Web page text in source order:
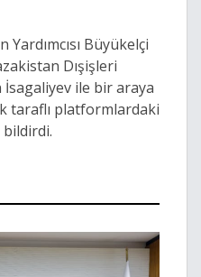
Yardımcısı Büyükelçi
Dışişleri
İsagaliyev ile bir araya
taraflı platformlardaki
bildirdi.